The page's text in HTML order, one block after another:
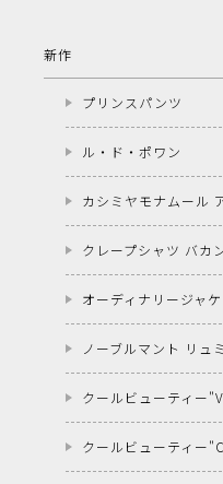
新作
プリンスパンツ
ル・ド・ポワン
カシミヤモナムール
クレープシャツ バカ
オーディナリージャ
ノーブルマント リュ
クールビューティー
クールビューティー